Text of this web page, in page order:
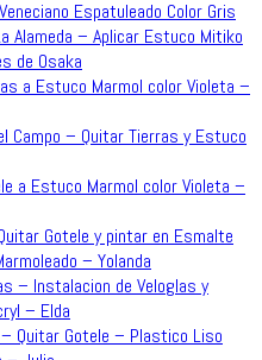
Espatuleado Color Gris
Alameda – Aplicar Estuco Mitiko
de Osaka
a Estuco Marmol color Violeta –
Campo – Quitar Tierras y Estuco
a Estuco Marmol color Violeta –
Gotele y pintar en Esmalte
– Yolanda
– Instalacion de Veloglas y
– Elda
Quitar Gotele – Plastico Liso